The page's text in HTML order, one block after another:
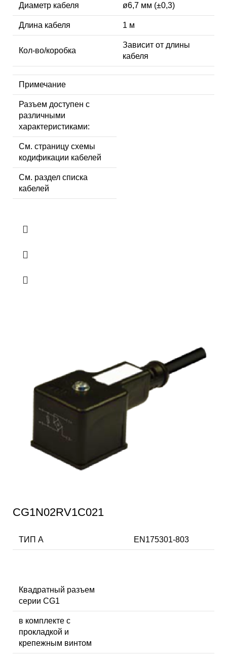
Диаметр кабеля ø6,7 мм (±0,3)
Длина кабеля 1 м
Кол-во/коробка
Зависит от длины
кабеля
Примечание
Разъем доступен с
различными
характеристиками:
См. страницу схемы
кодификации кабелей
См. раздел списка
кабелей
CG1N02RV1C021
ТИП А EN175301-803
Квадратный разъем
серии CG1
в комплекте с
прокладкой и
крепежным винтом